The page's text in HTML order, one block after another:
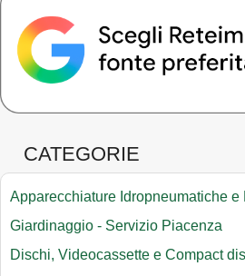
CATEGORIE
Apparecchiature Idropneumatiche
Giardinaggio - Servizio Piacenza
Dischi, Videocassette e Compact